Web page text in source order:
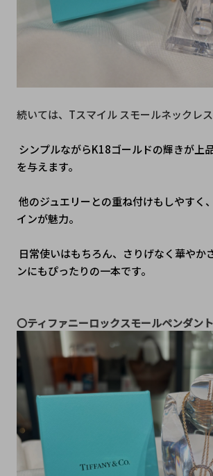
続いては、Tスマイル スモールネックレス
を与えます。
インが魅力。
ンにもぴったりの一本です。
〇ティファニーロックスモールペンダント